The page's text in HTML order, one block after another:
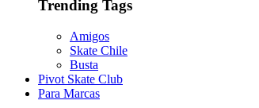
Trending Tags
Amigos
Skate Chile
Busta
Pivot Skate Club
Para Marcas